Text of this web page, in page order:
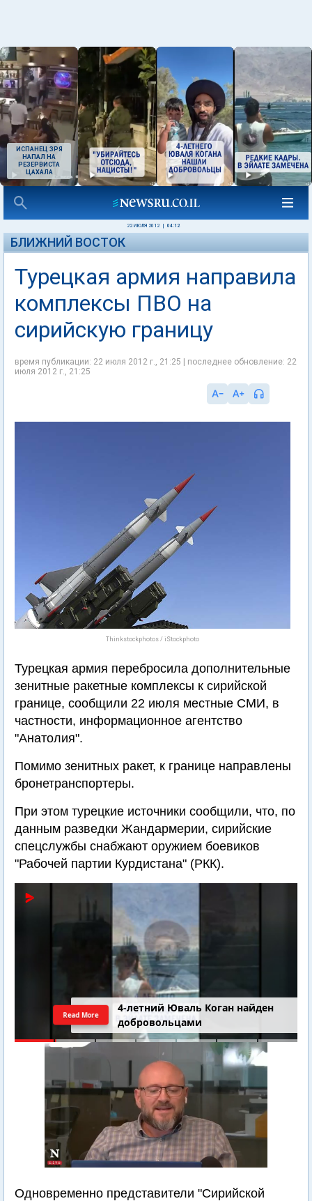
ИСПАНЕЦ ЗРЯ
НАПАЛ НА
РЕЗЕРВИСТА
ЦАХАЛА
22 ИЮЛЯ 2012 04:12
БЛИЖНИЙ ВОСТОК
Турецкая армия направила
комплексы ПВО на
сирийскую границу
время публикации: 22 июля 2012 г., 21:25 | последнее обновление: 22
июля 2012 г., 21:25
Thinkstockphotos / iStockphoto
Турецкая армия перебросила дополнительные
зенитные ракетные комплексы к сирийской
границе, сообщили 22 июля местные СМИ, в
частности, информационное агентство
"Анатолия".
Помимо зенитных ракет, к границе направлены
бронетранспортеры.
При этом турецкие источники сообщили, что, по
данным разведки Жандармерии, сирийские
спецслужбы снабжают оружием боевиков
"Рабочей партии Курдистана" (РКК).
4-летний Юваль Коган найден
добровольцами
Read More
Одновременно представители "Сирийской